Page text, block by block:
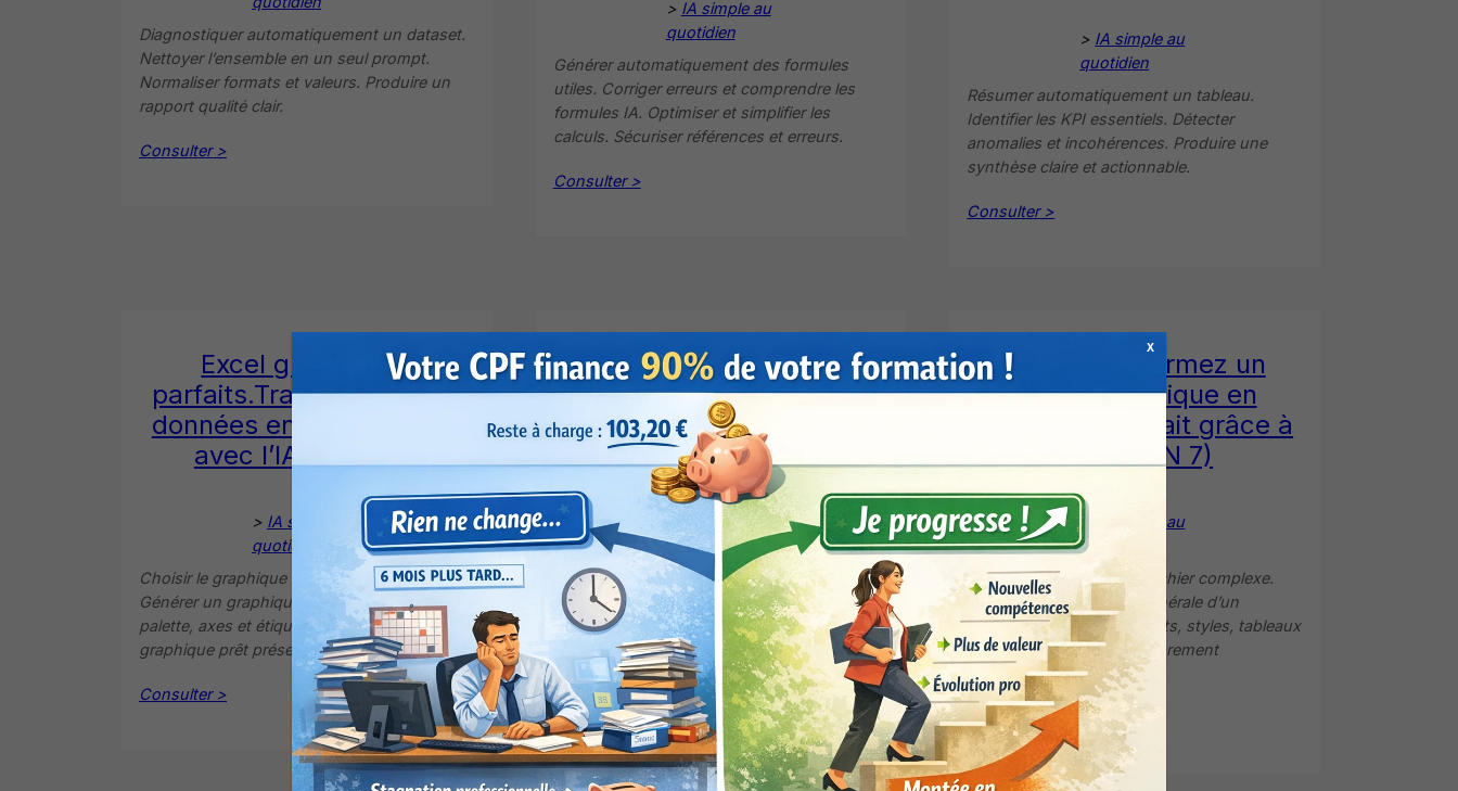
Diagnostiquer automatiquement un dataset.
Nettoyer l’ensemble en un seul prompt.
Normaliser formats et valeurs. Produire un
rapport qualité clair.
Consulter >
> IA simple au
quotidien
Générer automatiquement des formules
utiles. Corriger erreurs et comprendre les
formules IA. Optimiser et simplifier les
calculs. Sécuriser références et erreurs.
Consulter >
> IA simple au
quotidien
Résumer automatiquement un tableau.
Identifier les KPI essentiels. Détecter
anomalies et incohérences. Produire une
synthèse claire et actionnable.
Consulter >
Excel graphiques
parfaits.Transformez vos
données en visuels clairs
avec l’IA (PLAN 5)
> IA simple au
quotidien
Choisir le graphique adapté aux données.
Générer un graphique lisible via IA. Optimiser
palette, axes et étiquettes. Préparer un
graphique prêt présentation.
Consulter >
Excel TCD assistés par
l’IA.Analysez comme un
expert en quelques clics
(PLAN 6)
>
IA simple au
quotidien
Créer un TCD pertinent via IA. Explorer
données via plusieurs axes. Ajouter
segments/chronologies. Interpréter les
résultats.
Consulter >
Excel transformez un
fichier chaotique en
document parfait grâce à
l’IA (PLAN 7)
IA simple au
quotidien
Auditer la structure d’un fichier complexe.
Repenser l’architecture générale d’un
classeur. Normaliser formats, styles, tableaux
et noms. Documenter proprement
l’organisation du fichier.
Consulter >
X